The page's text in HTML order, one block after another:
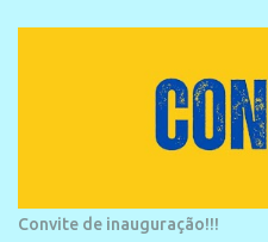
Convite de inauguração!!!